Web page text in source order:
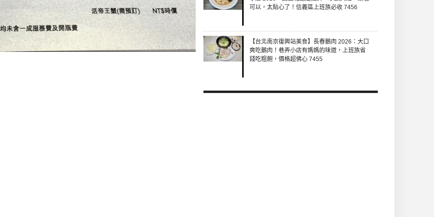
可以，太貼心了！信義區上班族必收 7456
【台北南京復興站美食】長春鵝肉 2026：大口
爽吃鵝肉！巷弄小店有媽媽的味道，上班族省
錢吃粗飽，價格超佛心 7455